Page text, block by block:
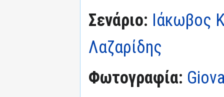
Σενάριο: Ιάκωβος
Λαζαρίδης
Φωτογραφία: